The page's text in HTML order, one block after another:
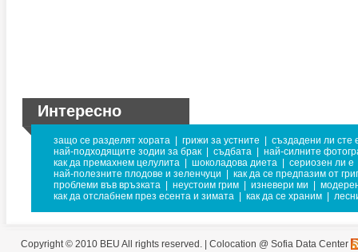
Интересно
защо се разделят хората грижи за устните
създадени ли сте
най-подходящите зодии за брак
съдбата
най-силните
как да премахнем целулита
шоколадова диета
сериозен ли е
най-полезните плодове и зеленчуци
как да се предпазим от
проблеми във връзката
неустоим грим изневери ми
как да отслабнем през есента и зимата
как да се храним
Copyright © 2010 BEU All rights reserved. | Colocation @ Sofia Data Center